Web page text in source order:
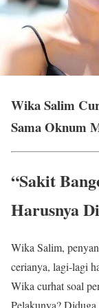
Wika Salim
Sama Oknum
“Sakit
Harusnya
Wika Salim,
cerianya, lagi-lagi
Wika curhat soal
Pelakunya?